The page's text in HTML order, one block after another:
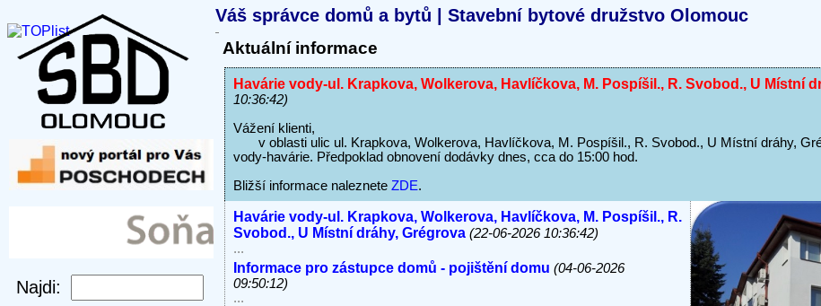
Váš správce domů a bytů | Stavební bytové družstvo Olomouc
Aktuální informace
Havárie vody-ul. Krapkova, Wolkerova, Havlíčkova, M. Pospíšil., R. Svobod., U Místní
10:36:42)
Vážení klienti,
v oblasti ulic ul. Krapkova, Wolkerova, Havlíčkova, M. Pospíšil., R. Svobod., U Místní dráhy,
vody-havárie. Předpoklad obnovení dodávky dnes, cca do 15:00 hod.
Bližší informace naleznete ZDE.
Havárie vody-ul. Krapkova, Wolkerova, Havlíčkova, M. Pospíšil., R.
Svobod., U Místní dráhy, Grégrova (22-06-2026 10:36:42)
...
Informace pro zástupce domů - pojištění domu (04-06-2026
09:50:12)
...